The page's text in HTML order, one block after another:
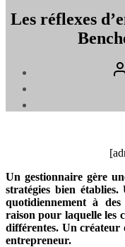
Les réflexes
de
Un gestionnaire gère
stratégies bien
quotidiennement à
raison pour laquelle les
différentes. Un créateur
entrepreneur.